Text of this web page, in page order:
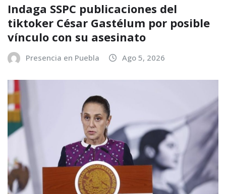
Indaga SSPC publicaciones del
tiktoker César Gastélum por posible
vínculo con su asesinato
Presencia en Puebla Ago 5, 2026